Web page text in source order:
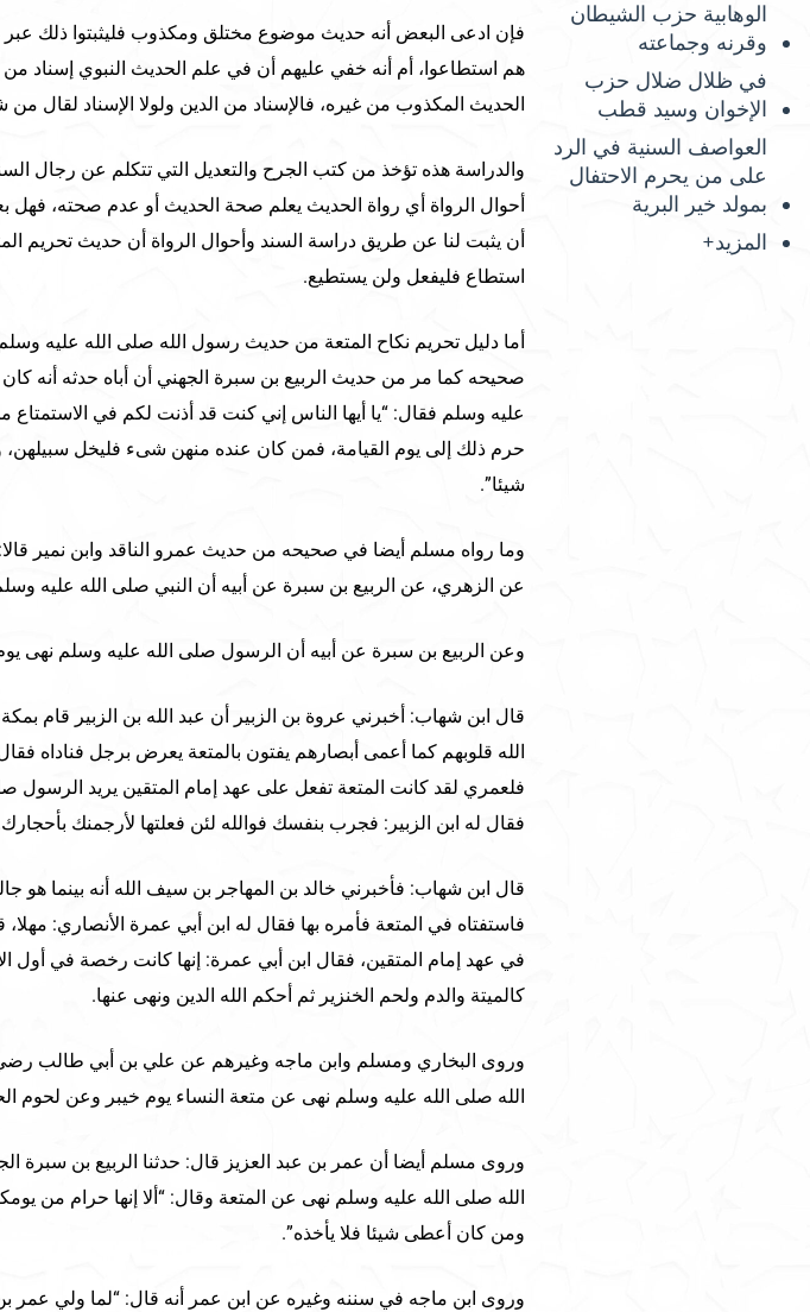
الوهابية حزب الشيطان
وقرنه وجماعته
في ظلال ضلال حزب
الإخوان وسيد قطب
العواصف السنية في الرد
على من يحرم الاحتفال
بمولد خير البرية
المزيد+
فإن ادعى البعض أنه حديث موضوع مختلق ومكذوب فليثبتوا ذلك
هم استطاعوا، أم أنه خفي عليهم أن في علم الحديث النبوي إسناد
الحديث المكذوب من غيره، فالإسناد من الدين ولولا الإسناد لقال
والدراسة هذه تؤخذ من كتب الجرح والتعديل التي تتكلم عن رجال
أحوال الرواة أي رواة الحديث يعلم صحة الحديث أو عدم صحته، فهل
أن يثبت لنا عن طريق دراسة السند وأحوال الرواة أن حديث تحريم
استطاع فليفعل ولن يستطيع.
أما دليل تحريم نكاح المتعة من حديث رسول الله صلى الله عليه
صحيحه كما مر من حديث الربيع بن سبرة الجهني أن أباه حدثه أنه
عليه وسلم فقال: “يا أيها الناس إني كنت قد أذنت لكم في الاستمتاع
حرم ذلك إلى يوم القيامة، فمن كان عنده منهن شىء فليخل سبيلهن،
شيئا”.
وما رواه مسلم أيضا في صحيحه من حديث عمرو الناقد وابن نمير قالا:
عن الزهري، عن الربيع بن سبرة عن أبيه أن النبي صلى الله عليه
وعن الربيع بن سبرة عن أبيه أن الرسول صلى الله عليه وسلم نهى
قال ابن شهاب: أخبرني عروة بن الزبير أن عبد الله بن الزبير قام
الله قلوبهم كما أعمى أبصارهم يفتون بالمتعة يعرض برجل فناداه
فلعمري لقد كانت المتعة تفعل على عهد إمام المتقين يريد الرسول
فقال له ابن الزبير: فجرب بنفسك فوالله لئن فعلتها لأرجمنك
قال ابن شهاب: فأخبرني خالد بن المهاجر بن سيف الله أنه بينما
فاستفتاه في المتعة فأمره بها فقال له ابن أبي عمرة الأنصاري:
في عهد إمام المتقين، فقال ابن أبي عمرة: إنها كانت رخصة في أول
كالميتة والدم ولحم الخنزير ثم أحكم الله الدين ونهى عنها.
وروى البخاري ومسلم وابن ماجه وغيرهم عن علي بن أبي طالب
الله صلى الله عليه وسلم نهى عن متعة النساء يوم خيبر وعن لحوم
وروى مسلم أيضا أن عمر بن عبد العزيز قال: حدثنا الربيع بن سبرة
الله صلى الله عليه وسلم نهى عن المتعة وقال: “ألا إنها حرام من
ومن كان أعطى شيئا فلا يأخذه”.
وروى ابن ماجه في سننه وغيره عن ابن عمر أنه قال: “لما ولي